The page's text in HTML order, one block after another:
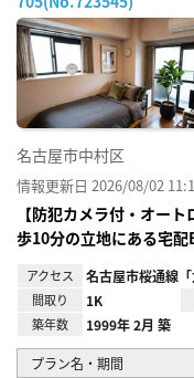
名古屋市中村区
情報更新日 2026/08/02
【防犯カメラ付・オー
歩10分の立地にある宅配
アクセス 名古屋市桜通線
間取り 1K
築年数 1999年 2月 築
プラン名・期間